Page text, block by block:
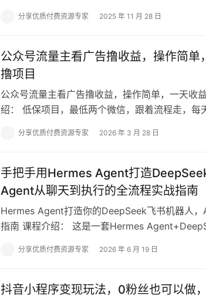
分享优质付费资源专家 2025 年 11 月 28 日
公众号流量主看广告撸收益，操作简
撸项目
公众号流量主看广告撸收益，操作简单，一天收
绍： 低保项目，最低两个微信，跟着流程走，每
分享优质付费资源专家 2026 年 3 月 28 日
手把手用Hermes Agent打造
Agent从聊天到执行的全流程实战指南
Hermes Agent打造你的DeepSeek飞书机器人
指南 课程介绍： 这是一套Hermes
分享优质付费资源专家 2026 年 6 月 19 日
抖音小程序变现玩法，0粉丝也可以做